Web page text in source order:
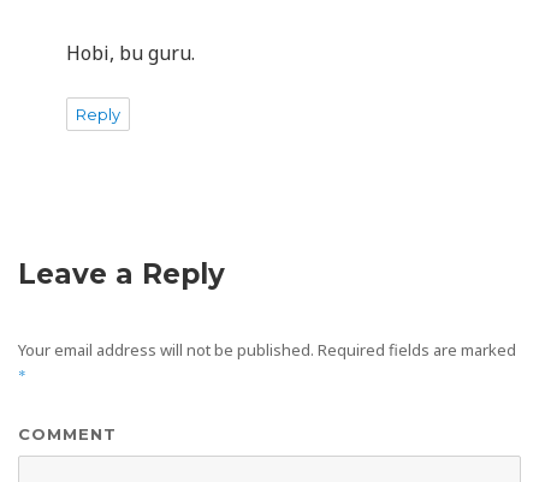
Hobi, bu guru.
Reply
Leave a Reply
Your email address will not be published. Required fields are marked
*
COMMENT